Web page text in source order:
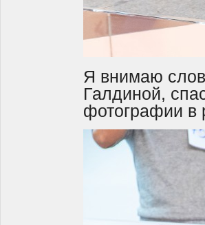
Я внимаю
Галдиной,
фотографии в